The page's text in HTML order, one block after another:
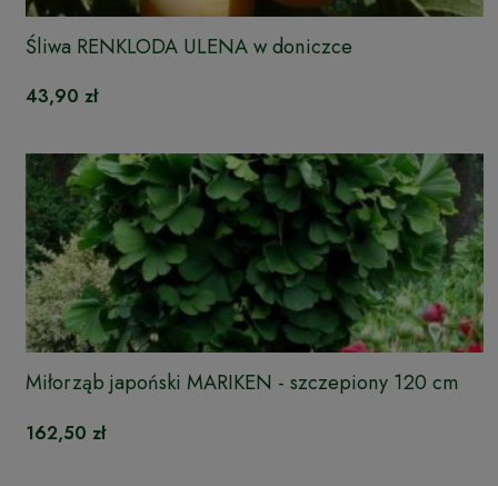
Śliwa RENKLODA ULENA w doniczce
43,90 zł
Miłorząb japoński MARIKEN - szczepiony 120 cm
162,50 zł